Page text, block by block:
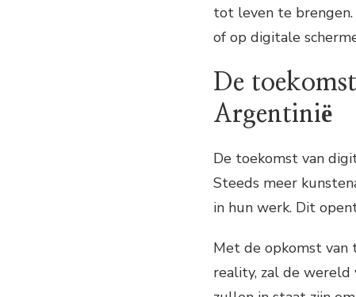
tot leven te
of op digitale
De
Argentinië
De toekomst van
Steeds meer
in hun werk. Dit
Met de opkomst van
reality, zal de wereld